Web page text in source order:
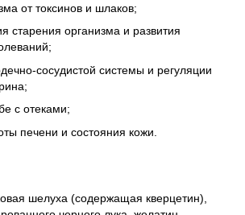
от токсинов и шлаков;
старения организма и развития
сосудистой системы и регуляции
с отеками;
печени и состояния кожи.
шелуха (содержащая кверцетин),